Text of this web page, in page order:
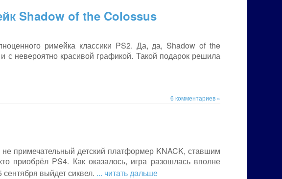
Shadow of the Colossus
римейка классики PS2. Да, да, Shadow of the
невероятно красивой графикой. Такой подарок решила
6 комментариев »
примечательный детский платформер KNACK, ставшим
приобрёл PS4. Как оказалось, игра разошлась вполне
выйдет сиквел. ... читать дальше